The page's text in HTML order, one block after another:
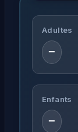
Adultes
−
Enfants
−